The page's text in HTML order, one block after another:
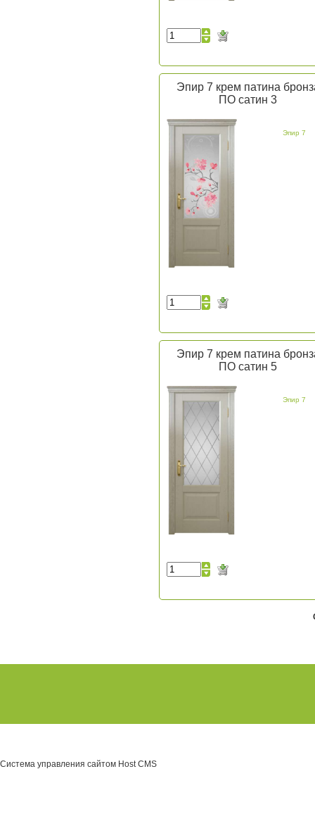
Эпир 7 крем патина
ПО сатин 3
Эпир 7
Эпир 7 крем патина
ПО сатин 5
Эпир 7
Система управления сайтом Host CMS